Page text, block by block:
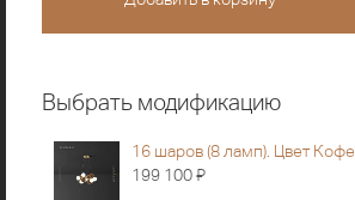
Выбрать модификацию
16 шаров (8 ламп). Цвет Кофе
199 100Я